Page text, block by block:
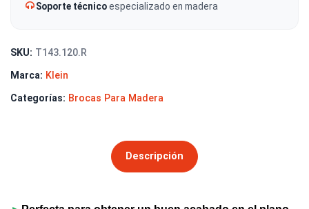
Soporte técnicoespecializado en madera
SKU: T143.120.R
Marca: Klein
Categorías: Brocas Para Madera
Descripción